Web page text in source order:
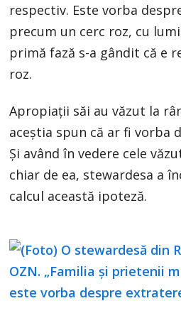
respectiv. Este vorba
precum un cerc roz, cu
primă fază s-a gândit că e
roz.
Apropiații săi au văzut la
aceștia spun că ar fi vorba
Și având în vedere cele
chiar de ea, stewardesa a
calcul această ipoteză.